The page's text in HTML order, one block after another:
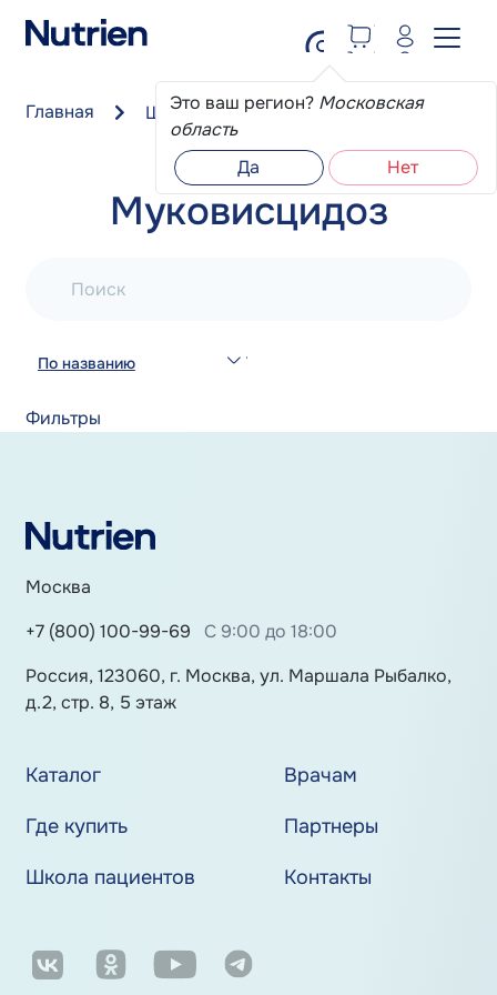
Это ваш регион? Московская
область
Да
Нет
Главная Школа пациента Муковисцидоз
Муковисцидоз
Поиск
По названию
Фильтры
Москва
+7 (800) 100-99-69
С 9:00 до 18:00
Россия, 123060, г. Москва, ул. Маршала Рыбалко,
д.2, стр. 8, 5 этаж
Каталог
Врачам
Где купить
Партнеры
Школа пациентов
Контакты